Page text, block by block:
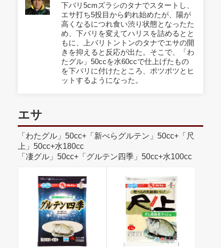
下バリ5cmズラシのタナでスタートし、
エサ打ち5投目から釣れ始めたが、陽が
高くなるにつれ食い渋り状態となったた
め、下バリを変えてハリスを詰めるとと
もに、上バリトントンのタナでエサの開
きを抑えると反応が出た。そこで、「わ
たグル」50ccを水60ccで仕上げたもの
を下バリに付けたところ、ポツポツとヒ
ットするようになった。
エサ
「わたグル」50cc+「新べらグルテン」50cc+「尺
上」50cc+水180cc
「凄グル」50cc+「グルテン四季」50cc+水100cc